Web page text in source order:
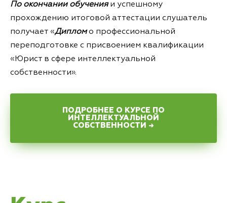
По окончании обученияи успешному
прохождению итоговой аттестации слушатель
получает «Дипломо профессиональной
переподготовке с присвоением квалификации
«Юрист в сфере интеллектуальной
собственности».
ПОДРОБНЕЕ О КУРСЕ ПО
ИНТЕЛЛЕКТУАЛЬНОЙ
СОБСТВЕННОСТИ →